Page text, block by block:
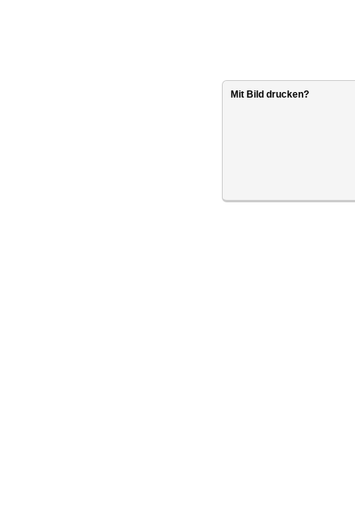
Mit Bild drucken?